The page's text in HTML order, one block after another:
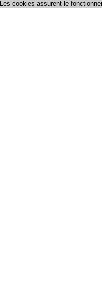
Les cookies assurent le